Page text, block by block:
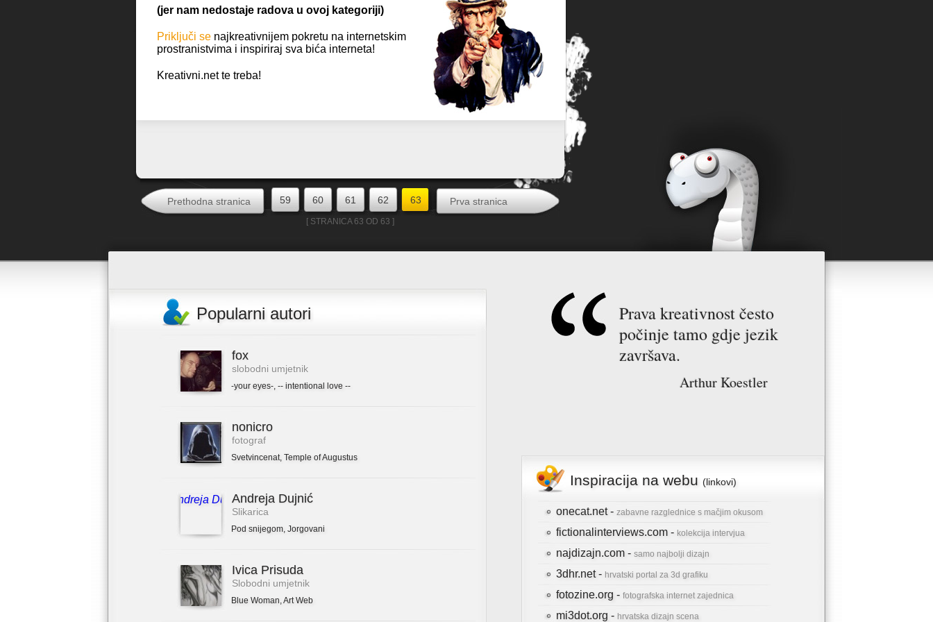
(jer nam nedostaje radova u ovoj kategoriji)
Priključi se najkreativnijem pokretu na internetskim
prostranistvima i inspiriraj sva bića interneta!
Kreativni.net te treba!
Prva stranica
Prethodna stranica 59 60 61 62 63
[ STRANICA 63 OD 63 ]
Popularni autori
fox
slobodni umjetnik
-your eyes-, -- intentional love --
nonicro
fotograf
Svetvincenat, Temple of Augustus
Andreja Dujnić
Slikarica
Pod snijegom, Jorgovani
Ivica Prisuda
Slobodni umjetnik
Blue Woman,Art Web
Prava kreativnost često
počinje tamo gdje jezik
završava.
Arthur Koestler
Inspiracija na webu (linkovi)
onecat.net - zabavne razglednice s mačjim okusom
fictionalinterviews.com - kolekcija intervjua
najdizajn.com - samo najbolji dizajn
3dhr.net - hrvatski portal za 3d grafiku
fotozine.org - fotografska internet zajednica
mi3dot.org - hrvatska dizajn scena